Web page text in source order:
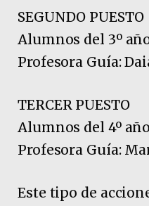
SEGUNDO PUESTO
Alumnos del 3º
Profesora Guía:
TERCER PUESTO
Alumnos del 4º
Profesora Guía:
Este tipo de